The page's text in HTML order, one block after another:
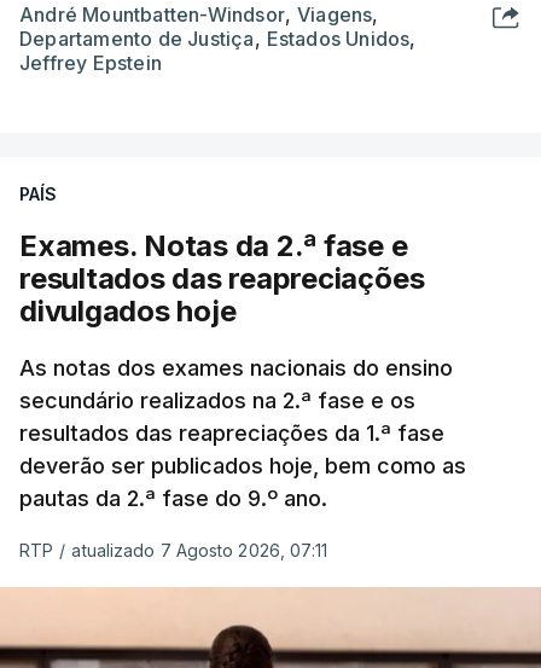
André Mountbatten-Windsor, Viagens,
Departamento de Justiça, Estados Unidos,
Jeffrey Epstein
PAÍS
Exames. Notas da 2.ª fase e
resultados das reapreciações
divulgados hoje
As notas dos exames nacionais do ensino
secundário realizados na 2.ª fase e os
resultados das reapreciações da 1.ª fase
deverão ser publicados hoje, bem como as
pautas da 2.ª fase do 9.º ano.
RTP / atualizado 7 Agosto 2026, 07:11